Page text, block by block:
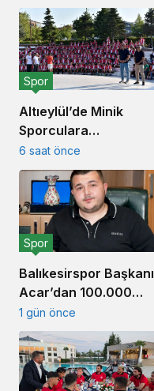
Altıeylül’de Minik
Sporculara
Balıkesirspor Forması
Hediye Edildi
Spor
6 saat önce
Balıkesirspor Başkanı
Acar’dan 100.000
Forma Kampanyası
Açıklaması
Spor
1 gün önce